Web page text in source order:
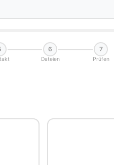
6
Dateien
7
Prüfen